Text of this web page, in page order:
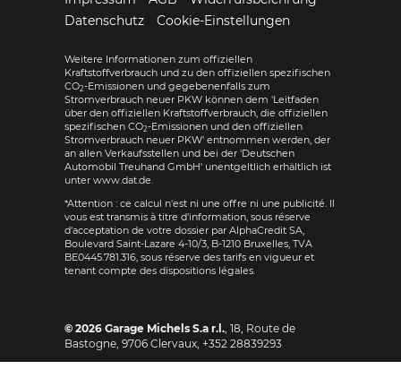
Datenschutz
Cookie-Einstellungen
Weitere Informationen zum offiziellen
Kraftstoffverbrauch und zu den offiziellen spezifischen
CO2-Emissionen und gegebenenfalls zum
Stromverbrauch neuer PKW können dem 'Leitfaden
über den offiziellen Kraftstoffverbrauch, die offiziellen
spezifischen CO2-Emissionen und den offiziellen
Stromverbrauch neuer PKW' entnommen werden, der
an allen Verkaufsstellen und bei der 'Deutschen
Automobil Treuhand GmbH' unentgeltlich erhältlich ist
unter www.dat.de.
*Attention : ce calcul n'est ni une offre ni une publicité. Il
vous est transmis à titre d'information, sous réserve
d'acceptation de votre dossier par AlphaCredit SA,
Boulevard Saint-Lazare 4-10/3, B-1210 Bruxelles, TVA
BE0445.781.316, sous réserve des tarifs en vigueur et
tenant compte des dispositions légales.
© 2026 Garage Michels S.a r.l., 18, Route de
Bastogne, 9706 Clervaux, +352 28839293